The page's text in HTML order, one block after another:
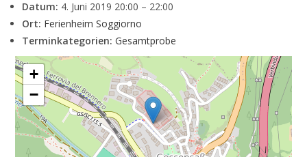
Datum: 4. Juni 2019 20:00 – 22:00
Ort: Ferienheim Soggiorno
Terminkategorien: Gesamtprobe
+
−